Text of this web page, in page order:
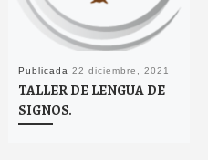
Publicada 22 diciembre, 2021
TALLER DE LENGUA DE
SIGNOS.